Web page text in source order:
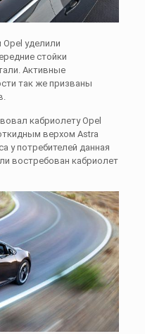
уделили
стойки
Активные
так же призваны
кабриолету Opel
верхом Astra
у потребителей данная
востребован кабриолет